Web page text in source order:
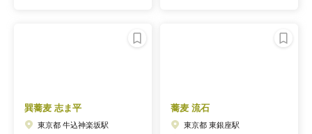
巽蕎麦 志ま平
東京都 牛込神楽坂駅
蕎麦 流石
東京都 東銀座駅